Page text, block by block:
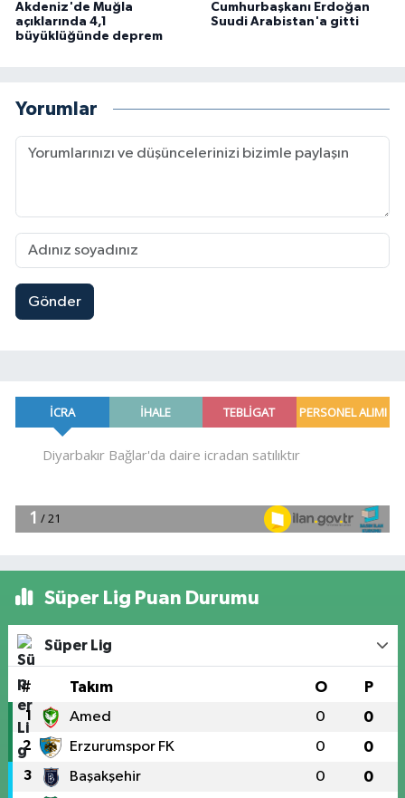
Akdeniz'de Muğla
açıklarında 4,1
büyüklüğünde deprem
Cumhurbaşkanı Erdoğan
Suudi Arabistan'a gitti
Yorumlar
Gönder
Süper Lig Puan Durumu
Süper Lig
# Takım O P
1 Amed 0 0
2 Erzurumspor FK 0 0
3 Başakşehir 0 0